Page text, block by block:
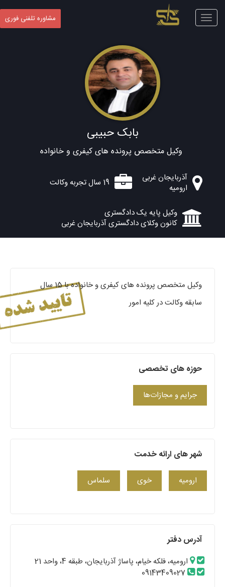
Toggle
navigation
مشاوره تلفنی فوری
بابک حبیبی
وکیل متخصص پرونده های کیفری و خانواده
آذربایجان غربی
ارومیه
19 سال تجربه وکالت
وکیل پایه یک دادگستری
کانون وکلای دادگستری آذربایجان غربی
وکیل متخصص پرونده های کیفری و خانواده با 15 سال
سابقه وکالت در کلیه امور
حوزه های تخصصی
جرایم و مجازات‌ها
شهر های ارائه خدمت
ارومیه خوی سلماس
آدرس دفتر
ارومیه، فلکه خیام، پاساژ آذربایجان، طبقه 4، واحد 21
09143409027